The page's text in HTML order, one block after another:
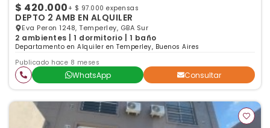
$ 420.000 + $ 97.000 expensas
DEPTO 2 AMB EN ALQUILER
Eva Peron 1248, Temperley, GBA Sur
2 ambientes | 1 dormitorio | 1 baño
Departamento en Alquiler en Temperley, Buenos Aires
Publicado hace 8 meses
WhatsApp Consultar